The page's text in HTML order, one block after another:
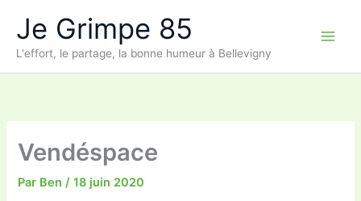
contenu
Je Grimpe 85
L'effort, le partage, la bonne humeur à Bellevigny
Vendéspace
Par Ben/18 juin 2020